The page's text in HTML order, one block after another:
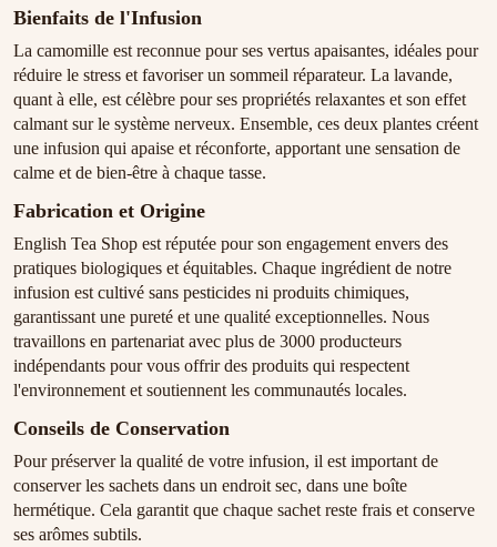
Bienfaits de l'Infusion
La camomille est reconnue pour ses vertus apaisantes, idéales pour
réduire le stress et favoriser un sommeil réparateur. La lavande,
quant à elle, est célèbre pour ses propriétés relaxantes et son effet
calmant sur le système nerveux. Ensemble, ces deux plantes créent
une infusion qui apaise et réconforte, apportant une sensation de
calme et de bien-être à chaque tasse.
Fabrication et Origine
English Tea Shop est réputée pour son engagement envers des
pratiques biologiques et équitables. Chaque ingrédient de notre
infusion est cultivé sans pesticides ni produits chimiques,
garantissant une pureté et une qualité exceptionnelles. Nous
travaillons en partenariat avec plus de 3000 producteurs
indépendants pour vous offrir des produits qui respectent
l'environnement et soutiennent les communautés locales.
Conseils de Conservation
Pour préserver la qualité de votre infusion, il est important de
conserver les sachets dans un endroit sec, dans une boîte
hermétique. Cela garantit que chaque sachet reste frais et conserve
ses arômes subtils.